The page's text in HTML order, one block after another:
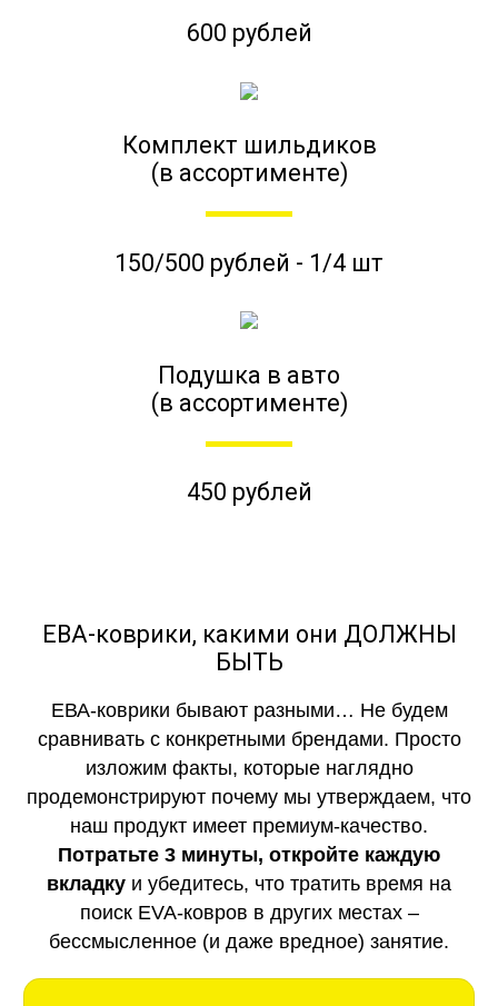
600 рублей
Комплект шильдиков
(в ассортименте)
150/500 рублей - 1/4 шт
Подушка в авто
(в ассортименте)
450 рублей
ЕВА-коврики, какими они ДОЛЖНЫ
БЫТЬ
ЕВА-коврики бывают разными… Не будем
сравнивать с конкретными брендами. Просто
изложим факты, которые наглядно
продемонстрируют почему мы утверждаем, что
наш продукт имеет премиум-качество.
Потратьте 3 минуты, откройте каждую
вкладку и убедитесь, что тратить время на
поиск EVA-ковров в других местах –
бессмысленное (и даже вредное) занятие.